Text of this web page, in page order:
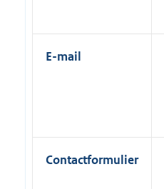
E-mail
Contactformulier